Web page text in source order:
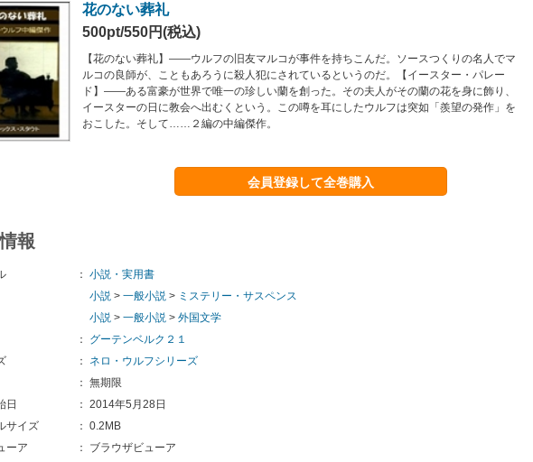
花のない葬礼
500pt/550円(税込)
【花のない葬礼】――ウルフの旧友マルコが事件を持ちこんだ。ソースつくりの名人でマ
ルコの良師が、こともあろうに殺人犯にされているというのだ。【イースター・パレー
ド】――ある富豪が世界で唯一の珍しい蘭を創った。その夫人がその蘭の花を身に飾り、
イースターの日に教会へ出むくという。この噂を耳にしたウルフは突如「羨望の発作」を
おこした。そして……２編の中編傑作。
会員登録して全巻購入
報
： 小説・実用書
小説 > 一般小説 > ミステリー・サスペンス
小説 > 一般小説 > 外国文学
：
グーテンベルク２１
：
ネロ・ウルフシリーズ
： 無期限
日
： 2014年5月28日
サイズ
： 0.2MB
ーア
： ブラウザビューア